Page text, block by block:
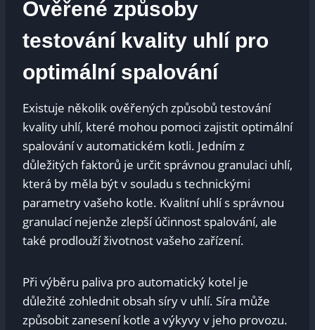
Ověřené způsoby
testování ⁢kvality uhlí pro
optimální spalování
Existuje několik ověřených způsobů‌ testování
kvality​ uhlí, které mohou pomoci zajistit ⁣optimální
‌spalování v automatickém kotli. ⁢Jedním z
důležitých faktorů je určit správnou granulaci⁤ uhlí,
která ‍by měla být v souladu⁤ s technickými
parametry vašeho kotle. Kvalitní uhlí‌ s správnou
granulací ‌nejenže zlepší ⁤účinnost spalování, ale
také prodlouží životnost vašeho zařízení.
Při výběru paliva pro automatický kotel​ je
důležité zohlednit obsah síry v uhlí. Síra ‍může
‍způsobit zanesení kotle a výkyvy v ‍jeho ​provozu.